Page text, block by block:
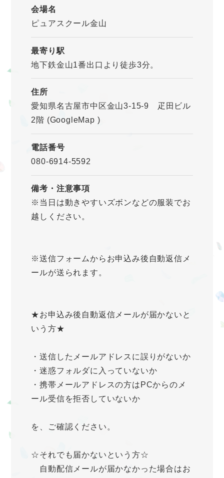
会場名
ピュアスクール金山
最寄り駅
地下鉄金山1番出口より徒歩3分。
住所
愛知県名古屋市中区金山3-15-9 疋田ビル
2階 (GoogleMap )
電話番号
080-6914-5592
備考・注意事項
※当日は動きやすいズボンなどの服装でお
越しください。
※送信フォームからお申込み後自動返信メ
ールが送られます。
★お申込み後自動返信メールが届かないと
いう方★
・送信したメールアドレスに誤りがないか
・迷惑フォルダに入っていないか
・携帯メールアドレスの方はPCからのメ
ール受信を拒否していないか
を、ご確認ください。
☆それでも届かないという方☆
自動配信メールが届かなかった場合はお